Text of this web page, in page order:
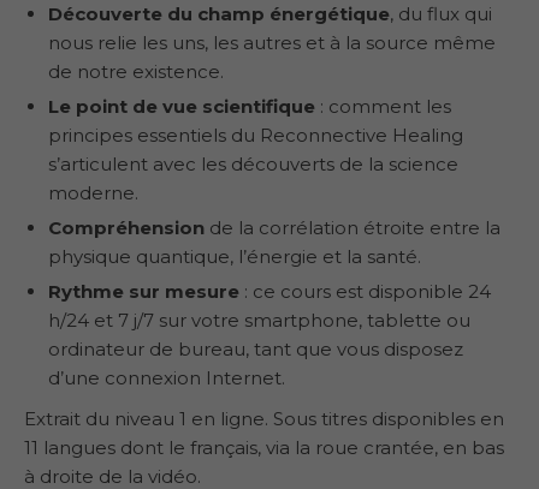
Découverte du champ énergétique, du flux qui
nous relie les uns, les autres et à la source même
de notre existence.
Le point de vue scientifique : comment les
principes essentiels du Reconnective Healing
s’articulent avec les découverts de la science
moderne.
Compréhension de la corrélation étroite entre la
physique quantique, l’énergie et la santé.
Rythme sur mesure : ce cours est disponible 24
h/24 et 7 j/7 sur votre smartphone, tablette ou
ordinateur de bureau, tant que vous disposez
d’une connexion Internet.
Extrait du niveau 1 en ligne. Sous titres disponibles en
11 langues dont le français, via la roue crantée, en bas
à droite de la vidéo.